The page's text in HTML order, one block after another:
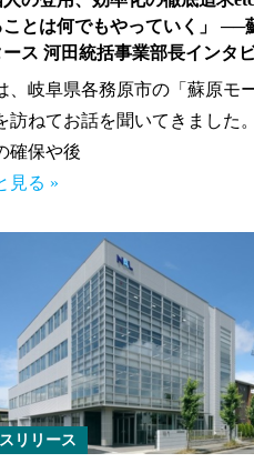
ことは何でもやっていく」 ──
ース 河田統括事業部長インタ
、岐阜県各務原市の「蘇原モ
訪ねてお話を聞いてきました
確保や後
見る »
リリース